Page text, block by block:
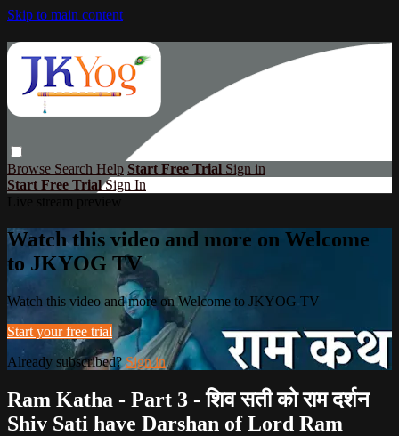
Skip to main content
Browse Search Help Start Free Trial Sign in
Start Free TrialSign In
Watch this video and more on Welcome
to JKYOG TV
Watch this video and more on Welcome to JKYOG TV
Start your free trial
Already subscribed?Sign in
Ram Katha - Part 3 - शिव सती को राम दर्शन
Shiv Sati have Darshan of Lord Ram